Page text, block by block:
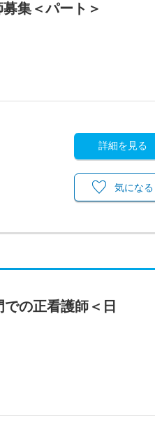
集＜パート＞
詳細を見る
気になる
の正看護師＜日